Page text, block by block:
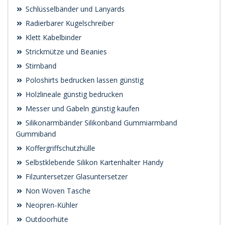
Schlüsselbänder und Lanyards
Radierbarer Kugelschreiber
Klett Kabelbinder
Strickmütze und Beanies
Stirnband
Poloshirts bedrucken lassen günstig
Holzlineale günstig bedrucken
Messer und Gabeln günstig kaufen
Silikonarmbänder Silikonband Gummiarmband
Gummiband
Koffergriffschutzhülle
Selbstklebende Silikon Kartenhalter Handy
Filzuntersetzer Glasuntersetzer
Non Woven Tasche
Neopren-Kühler
Outdoorhüte